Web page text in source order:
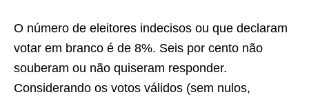
O número de eleitores indecisos ou que declaram
votar em branco é de 8%. Seis por cento não
souberam ou não quiseram responder.
Considerando os votos válidos (sem nulos,